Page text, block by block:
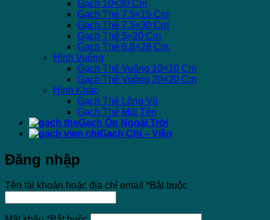
Gạch 10×30 Cm
Gạch Thẻ 7.5×15 Cm
Gạch Thẻ 7.5×30 Cm
Gạch Thẻ 5×20 Cm
Gạch Thẻ 6.8×28 Cm
Hình Vuông
Gạch Thẻ Vuông 10×10 Cm
Gạch Thẻ Vuông 20×20 Cm
Hình Khác
Gạch Thẻ Lông Vũ
Gạch Thẻ Mũi Tên
Gạch Ốp Ngoài Trời
Gạch Chỉ – Viền
Đăng nhập
Tên tài khoản hoặc địa chỉ email *Bắt buộc